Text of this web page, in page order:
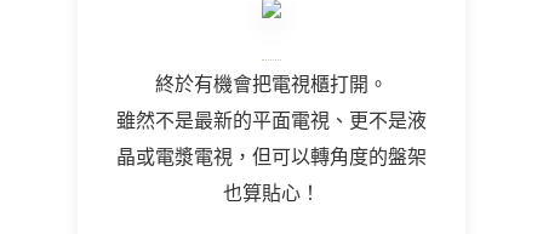
終於有機會把電視櫃打開。
雖然不是最新的平面電視、更不是液
晶或電漿電視，但可以轉角度的盤架
也算貼心！